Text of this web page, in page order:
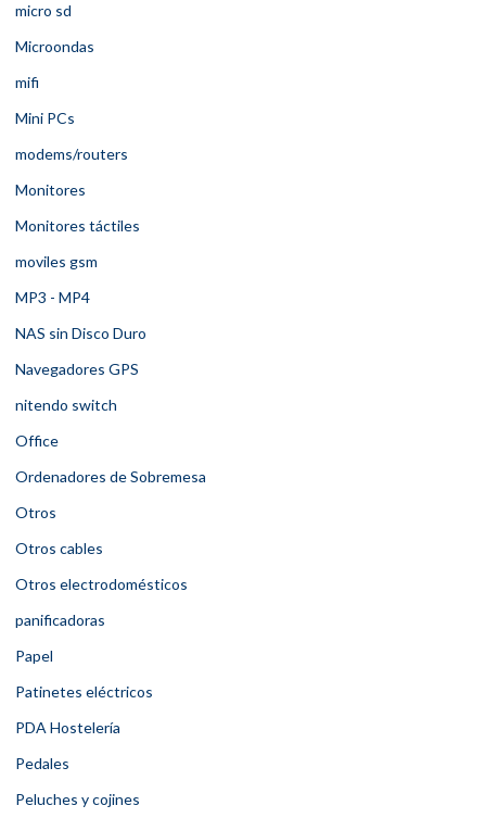
micro sd
Microondas
mifi
Mini PCs
modems/routers
Monitores
Monitores táctiles
moviles gsm
MP3 - MP4
NAS sin Disco Duro
Navegadores GPS
nitendo switch
Office
Ordenadores de Sobremesa
Otros
Otros cables
Otros electrodomésticos
panificadoras
Papel
Patinetes eléctricos
PDA Hostelería
Pedales
Peluches y cojines